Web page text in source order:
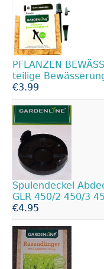
PFLANZEN
teilige
€3.99
Spulendeckel
GLR 450/2 450/3
€4.95